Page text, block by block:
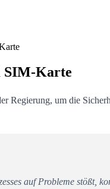
SIM-Karte
Regierung, um die
auf Probleme stößt,